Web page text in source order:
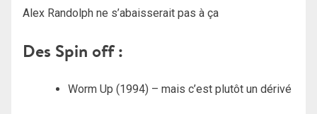
Alex Randolph ne s’abaisserait pas à ça
Des Spin off :
Worm Up (1994) – mais c’est plutôt un dérivé